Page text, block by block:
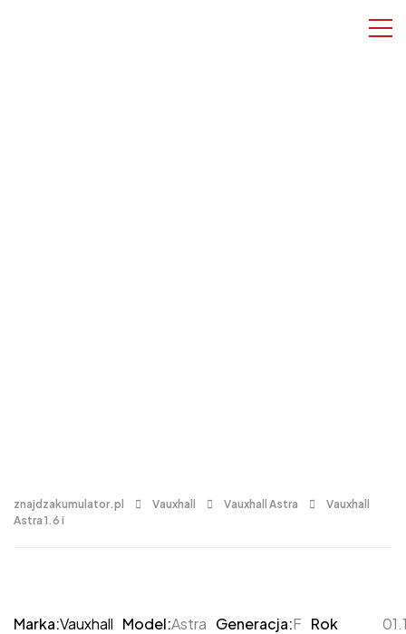
znajdzakumulator.pl Vauxhall Vauxhall Astra
Vauxhall
Astra 1.6 i
Marka:Vauxhall Model:Astra Generacja:F Rok